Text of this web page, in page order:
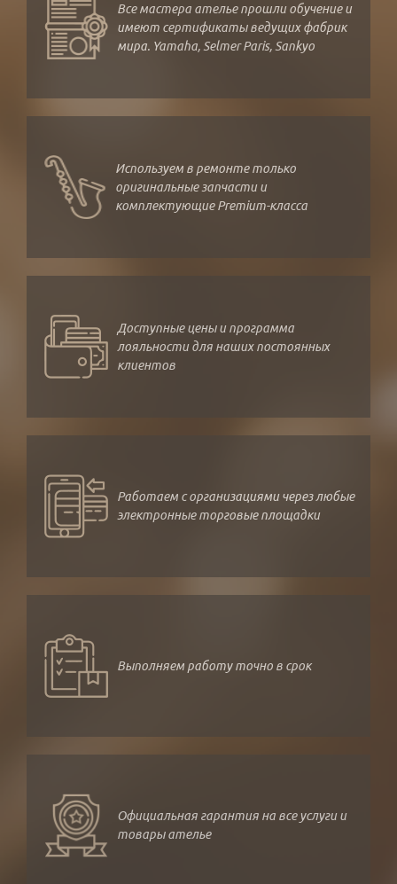
Все мастера ателье прошли обучение и
имеют сертификаты ведущих фабрик
мира. Yamaha, Selmer Paris, Sankyo
Используем в ремонте только
оригинальные запчасти и
комплектующие Premium-класса
Доступные цены и программа
лояльности для наших постоянных
клиентов
Работаем с организациями через любые
электронные торговые площадки
Выполняем работу точно в срок
Официальная гарантия на все услуги и
товары ателье